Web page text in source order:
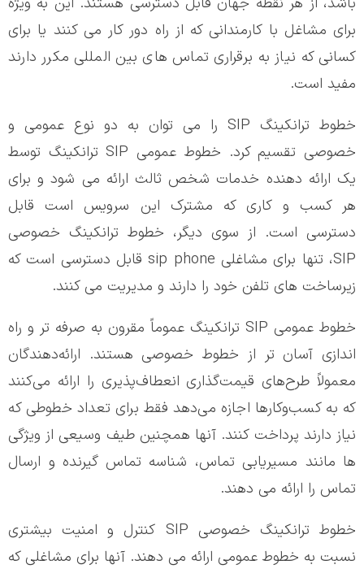
برای مشاغل با کارمندانی که از راه دور کار می کنند یا برای
کسانی که نیاز به برقراری تماس های بین المللی مکرر دارند
مفید است.
خطوط ترانکینگ SIP را می توان به دو نوع عمومی و
خصوصی تقسیم کرد. خطوط عمومی SIP ترانکینگ توسط
یک ارائه دهنده خدمات شخص ثالث ارائه می شود و برای
هر کسب و کاری که مشترک این سرویس است قابل
دسترسی است. از سوی دیگر، خطوط ترانکینگ خصوصی
SIP، تنها برای مشاغلی
sip phone قابل دسترسی است که
زیرساخت های تلفن خود را دارند و مدیریت می کنند.
خطوط عمومی SIP ترانکینگ عموماً مقرون به صرفه تر و راه
اندازی آسان تر از خطوط خصوصی هستند. ارائه‌دهندگان
معمولاً طرح‌های قیمت‌گذاری انعطاف‌پذیری را ارائه می‌کنند
که به کسب‌وکارها اجازه می‌دهد فقط برای تعداد خطوطی که
نیاز دارند پرداخت کنند. آنها همچنین طیف وسیعی از ویژگی
ها مانند مسیریابی تماس، شناسه تماس گیرنده و ارسال
تماس را ارائه می دهند.
خطوط ترانکینگ خصوصی SIP کنترل و امنیت بیشتری
نسبت به خطوط عمومی ارائه می دهند. آنها برای مشاغلی که